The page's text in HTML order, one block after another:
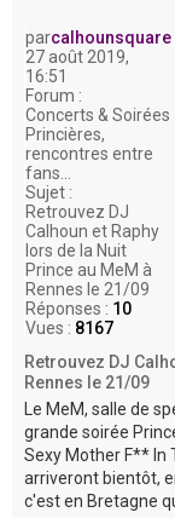
parcalhounsquare
27 août 2019,
16:51
Forum :
Concerts & Soirées
Princières,
rencontres entre
fans...
Sujet :
Retrouvez DJ
Calhoun et Raphy
lors de la Nuit
Prince au MeM à
Rennes le 21/09
Réponses : 10
Vues : 8167
Retrouvez DJ
Rennes le 21/09
Le MeM, salle de
grande soirée
Sexy Mother F** In
arriveront bientôt,
c'est en Bretagne